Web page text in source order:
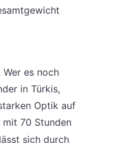
es noch
in Türkis,
Optik auf
mit 70 Stunden
sich durch